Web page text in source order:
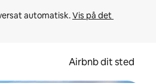
automatisk. Vis på det
Airbnb dit sted